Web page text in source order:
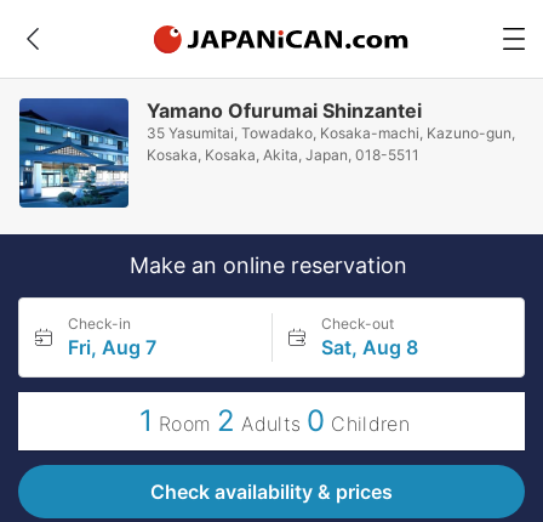
Yamano Ofurumai Shinzantei
35 Yasumitai, Towadako, Kosaka-machi, Kazuno-gun,
Kosaka, Kosaka, Akita, Japan, 018-5511
Make an online reservation
Check-in
Fri, Aug 7
Check-out
Sat, Aug 8
1 Room 2 Adults 0 Children
Check availability & prices